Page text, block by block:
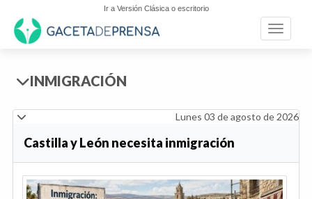
Ir a Versión Clásica o escritorio
Toggle
INMIGRACIÓN
Lunes 03 de agosto de 2026
Castilla y León necesita inmigración